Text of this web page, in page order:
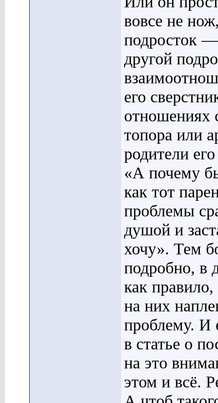
вовсе не
подросток
другой
его
отношениях
топора или
родители
«А почему
как тот
проблемы
душой и
хочу». Тем
подробно, в
как
на них
проблему. И
в статье о
на это
этом и всё.